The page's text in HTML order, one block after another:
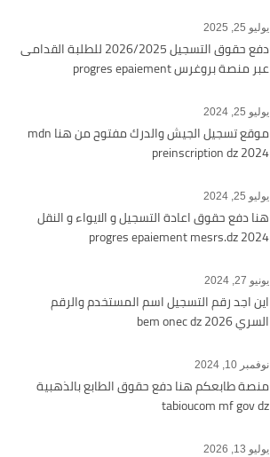
يوليو 25, 2025
دفع حقوق التسجيل 2026/2025 للطلبة القدامى
عبر منصة بروغرس progres epaiement
يوليو 25, 2024
موقع تسجيل الجيش والدرك مفتوح من هنا mdn
preinscription dz 2024
يوليو 25, 2024
هنا دفع حقوق اعادة التسجيل و الايواء و النقل
2024 progres epaiement mesrs.dz
يونيو 27, 2024
اين اجد رقم التسجيل اسم المستخدم والرقم
السري bem onec dz 2026
نوفمبر 10, 2024
منصة طابعكم هنا دفع حقوق الطابع بالذهبية
tabioucom mf gov dz
يوليو 13, 2026